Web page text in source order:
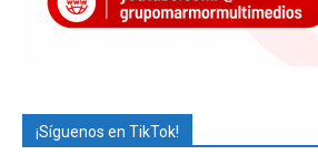
¡Síguenos en TikTok!